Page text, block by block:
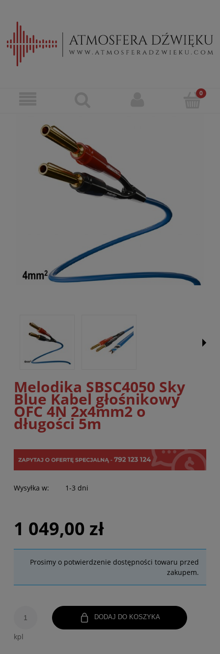
Melodika SBSC4050 Sky
Blue Kabel głośnikowy
OFC 4N 2x4mm2 o
długości 5m
Wysyłka w: 1-3 dni
1 049,00 zł
Prosimy o potwierdzenie dostępności towaru przed
zakupem.
kpl
DODAJ DO KOSZYKA